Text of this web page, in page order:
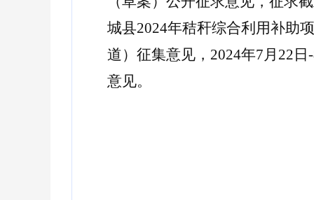
城县2024年秸秆综合利用补助
道）征集意见，2024年7月22
意见。